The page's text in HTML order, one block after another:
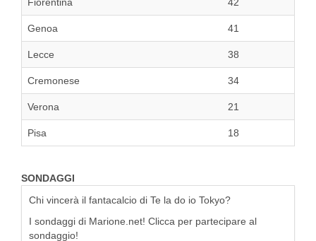
Fiorentina 42
Genoa 41
Lecce 38
Cremonese 34
Verona 21
Pisa 18
SONDAGGI
Chi vincerà il fantacalcio di Te la do io Tokyo?
I sondaggi di Marione.net! Clicca per partecipare al
sondaggio!